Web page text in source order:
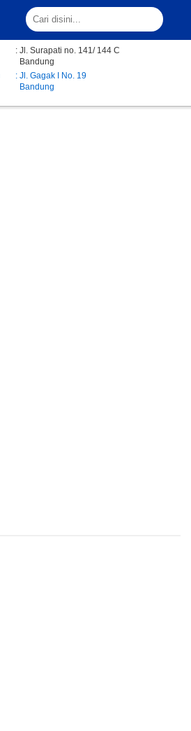
: Jl. Surapati no. 141/ 144 C
Bandung
: Jl. Gagak I No. 19
Bandung